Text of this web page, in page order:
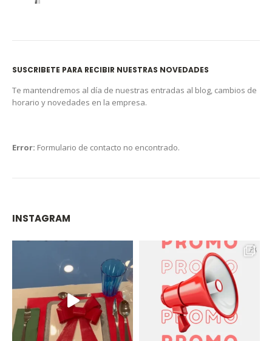
SUSCRIBETE PARA RECIBIR NUESTRAS NOVEDADES
Te mantendremos al día de nuestras entradas al blog, cambios de
horario y novedades en la empresa.
Error: Formulario de contacto no encontrado.
INSTAGRAM